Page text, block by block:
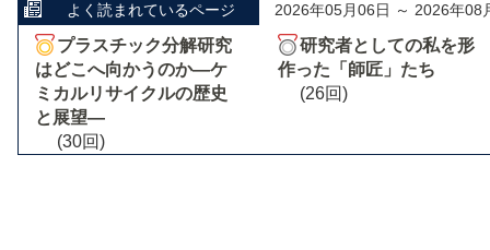
よく読まれているページ 2026年05月06日 ～ 2026年08
プラスチック分解研究
はどこへ向かうのか―ケ
ミカルリサイクルの歴史
と展望―
(30回)
研究者としての私を形
作った「師匠」たち
(26回)